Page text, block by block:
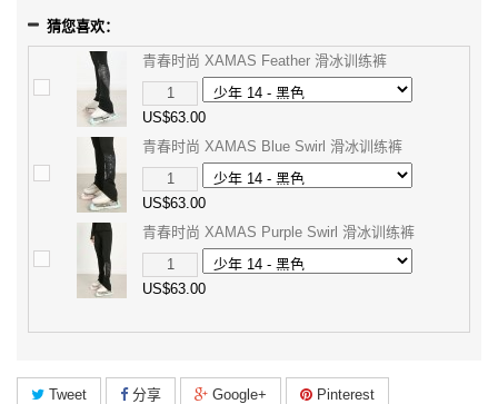
猜您喜欢：
青春时尚 XAMAS Feather 滑冰训练裤
US$63.00
青春时尚 XAMAS Blue Swirl 滑冰训练裤
US$63.00
青春时尚 XAMAS Purple Swirl 滑冰训练裤
US$63.00
Tweet 分享 Google+ Pinterest